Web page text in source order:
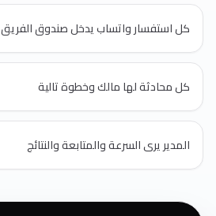
كل استفسار واتساب يدخل صندوق الفريق
كل محادثة لها مالك وخطوة تالية
المدير يرى السرعة والمتابعة والنتائج